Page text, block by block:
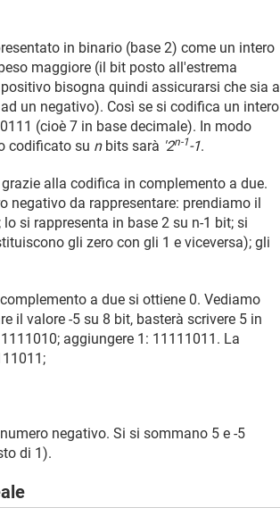
in binario (base 2) come un intero
maggiore (il bit posto all'estrema
bisogna quindi assicurarsi che sia a
un negativo). Così se si codifica un intero
(cioè 7 in base decimale). In modo
codificato su nbits sarà '2n-1-1.
alla codifica in complemento a due.
negativo da rappresentare: prendiamo il
si rappresenta in base 2 su n-1 bit; si
gli zero con gli 1 e viceversa); gli
a due si ottiene 0. Vediamo
il valore -5 su 8 bit, basterà scrivere 5 in
aggiungere 1: 11111011. La
negativo. Si si sommano 5 e -5
di 1).